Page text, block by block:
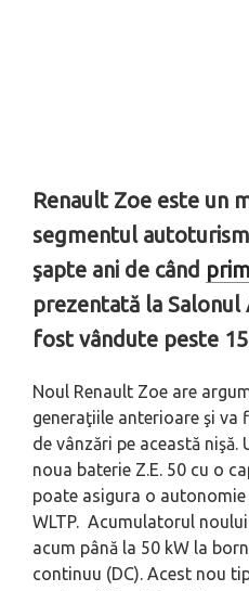
Renault Zoe este un
segmentul
şapte ani de când
prezentată la Salonul
fost vândute peste
Noul Renault Zoe are
generaţiile anterioare şi va
de vânzări pe această
noua baterie Z.E. 50 cu o
poate asigura o
WLTP. Acumulatorul
acum până la 50 kW la
continuu (DC). Acest nou